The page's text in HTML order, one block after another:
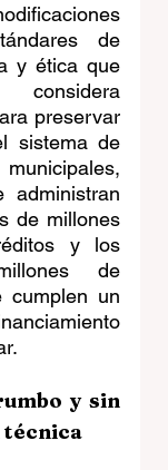
de
y ética que
preservar
sistema de
administran
de millones
y los
de
cumplen un
y sin